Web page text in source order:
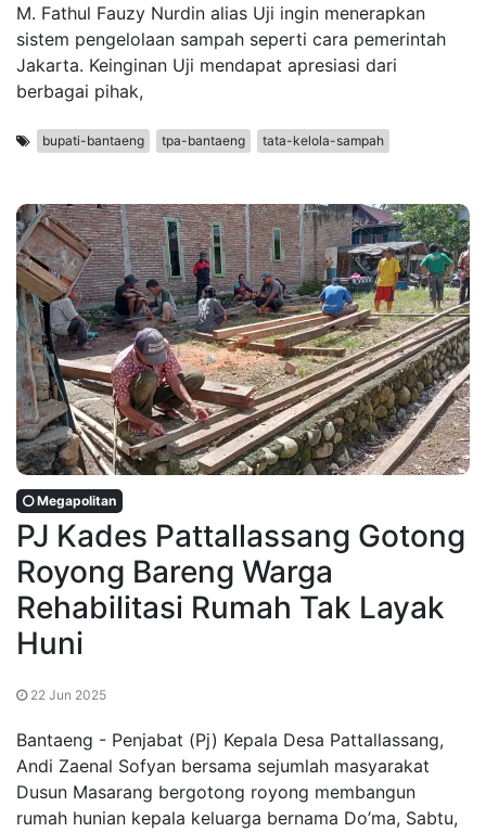
M. Fathul Fauzy Nurdin alias Uji ingin menerapkan
sistem pengelolaan sampah seperti cara pemerintah
Jakarta. Keinginan Uji mendapat apresiasi dari
berbagai pihak,
bupati-bantaeng tpa-bantaeng tata-kelola-sampah
Megapolitan
PJ Kades Pattallassang Gotong
Royong Bareng Warga
Rehabilitasi Rumah Tak Layak
Huni
22 Jun 2025
Bantaeng - Penjabat (Pj) Kepala Desa Pattallassang,
Andi Zaenal Sofyan bersama sejumlah masyarakat
Dusun Masarang bergotong royong membangun
rumah hunian kepala keluarga bernama Do’ma, Sabtu,